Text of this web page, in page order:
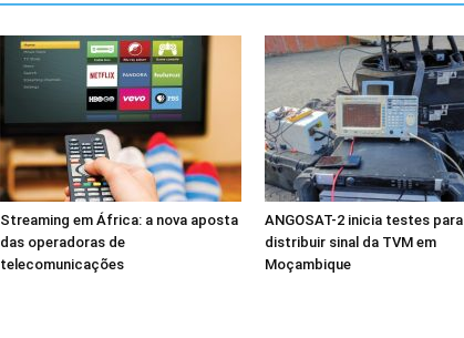
Streaming em África: a nova aposta
das operadoras de
telecomunicações
ANGOSAT-2 inicia testes para
distribuir sinal da TVM em
Moçambique